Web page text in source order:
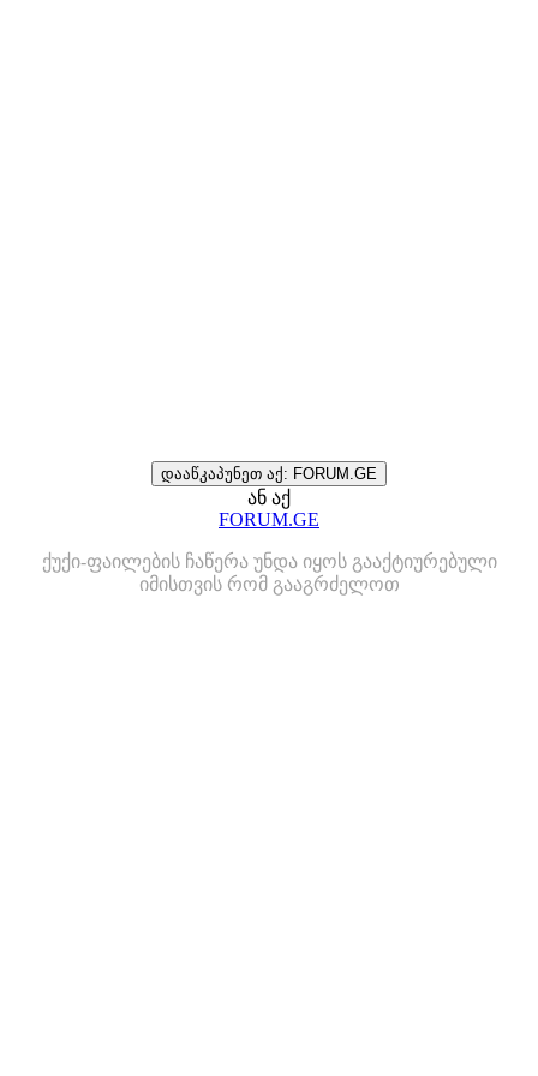
დააწკაპუნეთ აქ: FORUM.GE
ან აქ
FORUM.GE
ქუქი-ფაილების ჩაწერა უნდა იყოს გააქტიურებული
იმისთვის რომ გააგრძელოთ